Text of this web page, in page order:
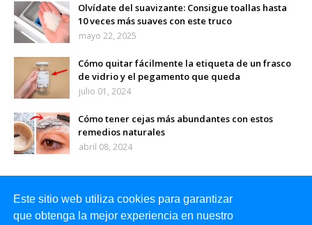
Este sitio web utiliza cookies para garantizar
que obtenga la mejor experiencia en nuestro
Olvídate del suavizante: Consigue toallas hasta
10 veces más suaves con este truco
mayo 22, 2025
Cómo quitar fácilmente la etiqueta de un frasco
de vidrio y el pegamento que queda
julio 01, 2024
Cómo tener cejas más abundantes con estos
remedios naturales
abril 08, 2024